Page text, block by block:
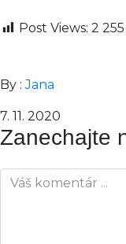
Post Views: 2 255
By :Jana
7. 11. 2020
Zanechajte